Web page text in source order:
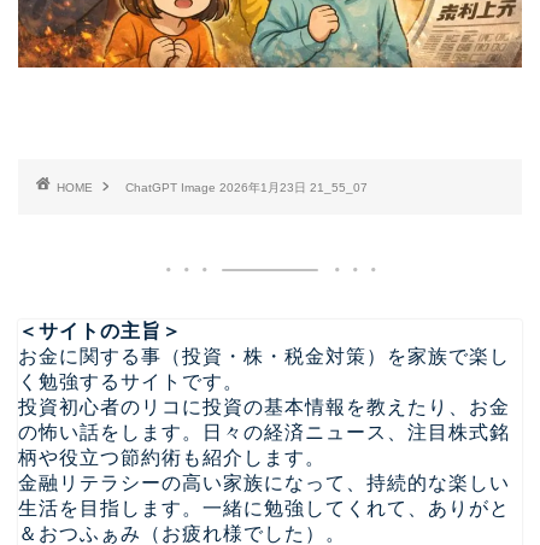
HOME ChatGPT Image 2026年1月23日 21_55_07
＜サイトの主旨＞
お金に関する事（投資・株・税金対策）を家族で楽し
く勉強するサイトです。
投資初心者のリコに投資の基本情報を教えたり、お金
の怖い話をします。日々の経済ニュース、注目株式銘
柄や役立つ節約術も紹介します。
金融リテラシーの高い家族になって、持続的な楽しい
生活を目指します。一緒に勉強してくれて、ありがと
＆おつふぁみ（お疲れ様でした）。